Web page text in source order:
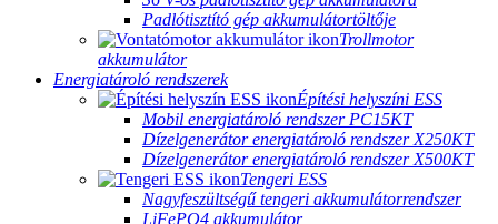
Padlótisztító gép akkumulátortöltője
Trollmotor
akkumulátor
Energiatároló rendszerek
Építési helyszíni ESS
Mobil energiatároló rendszer PC15KT
Dízelgenerátor energiatároló rendszer X250KT
Dízelgenerátor energiatároló rendszer X500KT
Tengeri ESS
Nagyfeszültségű tengeri akkumulátorrendszer
LiFePO4 akkumulátor